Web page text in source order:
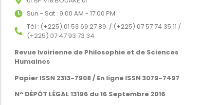
Sun - Sat : 9:00 AM - 17:00 PM
Tél : (+225) 01 53 69 27 89 / (+225) 07 57 74 35 11 /
(+225) 07 47 93 73 34
Revue Ivoirienne de Philosophie et de Sciences
Humaines
Papier ISSN 2313-7908 / En ligne ISSN 3079-7497
N° DÉPÔT LÉGAL 13196 du 16 Septembre 2016